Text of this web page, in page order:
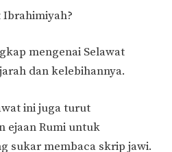
Ibrahimiyah?
mengenai Selawat
dan kelebihannya.
ini juga turut
ejaan Rumi untuk
sukar membaca skrip jawi.